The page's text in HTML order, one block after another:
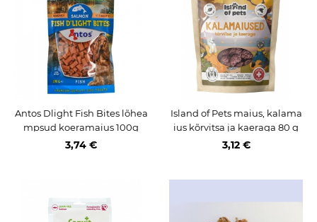
Antos Dlight Fish Bites lõhea
mpsud koeramaius 100g
3,74 €
Island of Pets maius, kalama
ius kõrvitsa ja kaeraga 80 g
3,12 €